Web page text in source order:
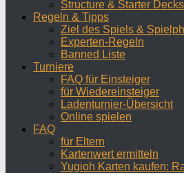
Structure & Starter Decks
Regeln & Tipps
Ziel des Spiels &
Experten-Regeln
Banned Liste
Turniere
FAQ für Einsteiger
für Wiedereinsteiger
Ladenturnier-Übersicht
Online spielen
FAQ
für Eltern
Kartenwert ermitteln
Yugioh Karten kaufen: